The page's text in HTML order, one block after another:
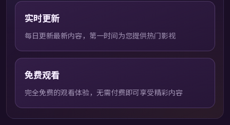
实时更新
每日更新最新内容，第一时间为您提供热门影视
免费观看
完全免费的观看体验，无需付费即可享受精彩内容